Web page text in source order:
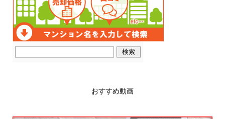
おすすめ動画